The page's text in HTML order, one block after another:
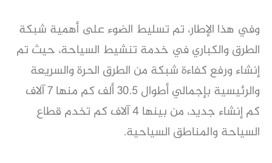
وفي هذا الإطار، تم تسليط الضوء على أهمية شبكة
الطرق والكباري في خدمة تنشيط السياحة، حيث تم
إنشاء ورفع كفاءة شبكة من الطرق الحرة والسريعة
والرئيسية بإجمالي أطوال 30.5 ألف كم منها 7 آلاف
كم إنشاء جديد، من بينها 4 آلاف كم تخدم قطاع
السياحة والمناطق السياحية.